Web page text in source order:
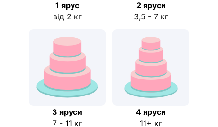
1 ярус
від 2 кг
2 яруси
3,5 - 7 кг
3 яруси
7 - 11 кг
4 яруси
11+ кг